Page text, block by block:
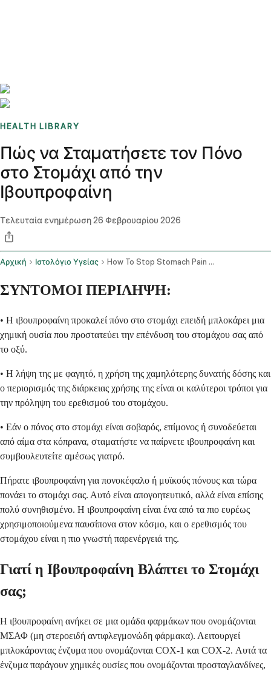
HEALTH LIBRARY
Πώς να Σταματήσετε τον Πόνο
στο Στομάχι από την
Ιβουπροφαίνη
Τελευταία ενημέρωση26 Φεβρουαρίου 2026
Αρχική Ιστολόγιο Υγείας How To Stop Stomach Pain From Ibuprofen
ΣΥΝΤΟΜΟΙ ΠΕΡΙΛΗΨΗ:
• Η ιβουπροφαίνη προκαλεί πόνο στο στομάχι επειδή μπλοκάρει μια
χημική ουσία που προστατεύει την επένδυση του στομάχου σας από
το οξύ.
• Η λήψη της με φαγητό, η χρήση της χαμηλότερης δυνατής δόσης και
ο περιορισμός της διάρκειας χρήσης της είναι οι καλύτεροι τρόποι για
την πρόληψη του ερεθισμού του στομάχου.
• Εάν ο πόνος στο στομάχι είναι σοβαρός, επίμονος ή συνοδεύεται
από αίμα στα κόπρανα, σταματήστε να παίρνετε ιβουπροφαίνη και
συμβουλευτείτε αμέσως γιατρό.
Πήρατε ιβουπροφαίνη για πονοκέφαλο ή μυϊκούς πόνους και τώρα
πονάει το στομάχι σας. Αυτό είναι απογοητευτικό, αλλά είναι επίσης
πολύ συνηθισμένο. Η ιβουπροφαίνη είναι ένα από τα πιο ευρέως
χρησιμοποιούμενα παυσίπονα στον κόσμο, και ο ερεθισμός του
στομάχου είναι η πιο γνωστή παρενέργειά της.
Γιατί η Ιβουπροφαίνη Βλάπτει το Στομάχι
σας;
Η ιβουπροφαίνη ανήκει σε μια ομάδα φαρμάκων που ονομάζονται
ΜΣΑΦ (μη στεροειδή αντιφλεγμονώδη φάρμακα). Λειτουργεί
μπλοκάροντας ένζυμα που ονομάζονται COX-1 και COX-2. Αυτά τα
ένζυμα παράγουν χημικές ουσίες που ονομάζονται προσταγλανδίνες,